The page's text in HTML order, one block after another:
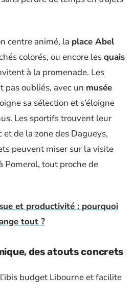
centre animé, la place Abel
colorés, ou encore lesquais
à la promenade. Les
pas oubliés, avec un musée
sa sélection et s’éloigne
Les sportifs trouvent leur
de la zone des Dagueys,
peuvent miser sur la visite
Pomerol, tout proche de
et productivité : pourquoi
tout ?
des atouts concrets
budget Libourne et facilite